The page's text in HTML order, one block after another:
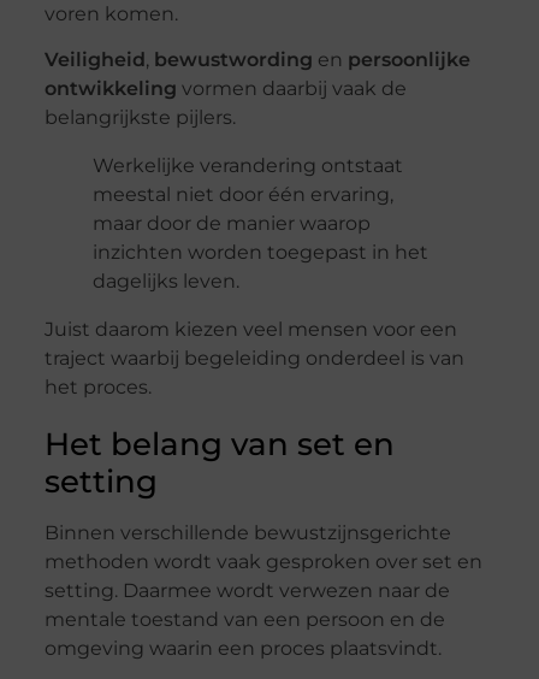
voren komen.
Veiligheid, bewustwording en persoonlijke
ontwikkeling vormen daarbij vaak de
belangrijkste pijlers.
Werkelijke verandering ontstaat
meestal niet door één ervaring,
maar door de manier waarop
inzichten worden toegepast in het
dagelijks leven.
Juist daarom kiezen veel mensen voor een
traject waarbij begeleiding onderdeel is van
het proces.
Het belang van set en
setting
Binnen verschillende bewustzijnsgerichte
methoden wordt vaak gesproken over set en
setting. Daarmee wordt verwezen naar de
mentale toestand van een persoon en de
omgeving waarin een proces plaatsvindt.